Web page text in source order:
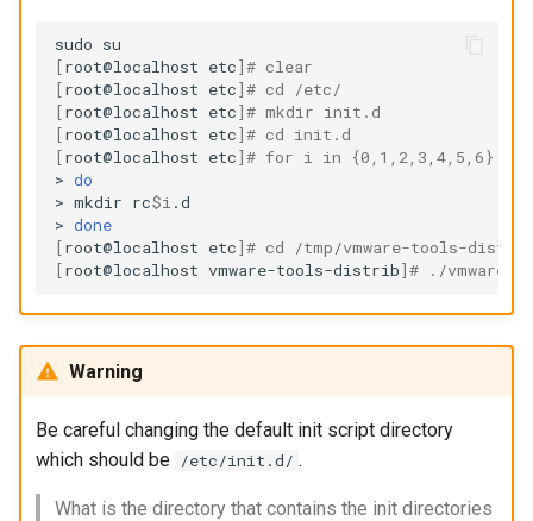
sudo
[root@localhost etc]# clear
[root@localhost etc]# cd /etc/
[root@localhost etc]# mkdir init.d
[root@localhost etc]# cd init.d
[root@localhost etc]# for i in {0,1,2,3,4,5,6}
> do
> mkdir rc$i .d
> done
[root@localhost etc]# cd /tmp/vmware-tools-
[root@localhost vmware-tools-distrib]# ./
Warning
Be careful changing the default init script directory
which should be /etc/init.d/ .
What is the directory that contains the init directories